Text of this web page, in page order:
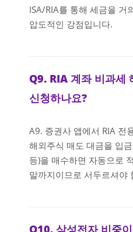
ISA/RIA를 통해 세금을 거
압도적인 강점입니다.
Q9. RIA 계좌 비과세
신청하나요?
A9. 증권사 앱에서 RIA 전
해외주식 매도 대금을 입
등)을 매수하면 자동으로
말까지이므로 서두르셔야
Q10. 삼성전자 비중